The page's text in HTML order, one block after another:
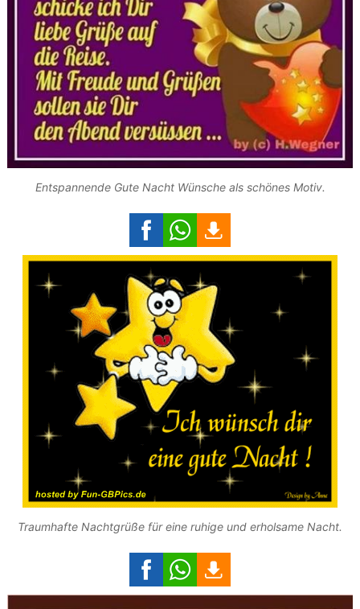
Entspannende Gute Nacht Wünsche als schönes Motiv.
Traumhafte Nachtgrüße für eine ruhige und erholsame Nacht.